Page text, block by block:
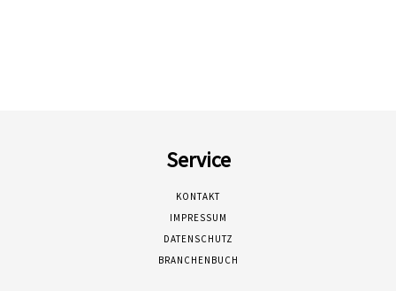
Service
KONTAKT
IMPRESSUM
DATENSCHUTZ
BRANCHENBUCH